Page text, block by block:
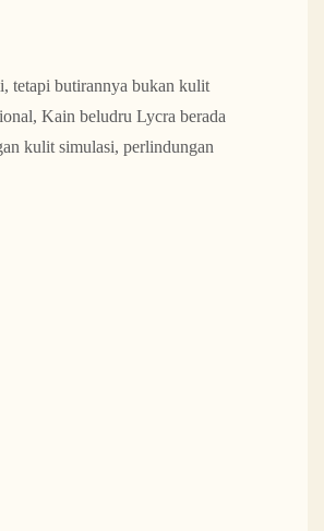
tetapi butirannya bukan kulit
Kain beludru Lycra berada
kulit simulasi, perlindungan